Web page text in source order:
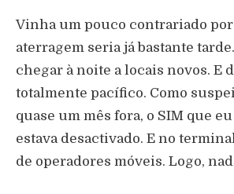
Vinha um pouco contrariado
aterragem seria já bastante
chegar à noite a locais novos. E
totalmente pacífico. Como
quase um mês fora, o SIM que
estava desactivado. E no
de operadores móveis. Logo,